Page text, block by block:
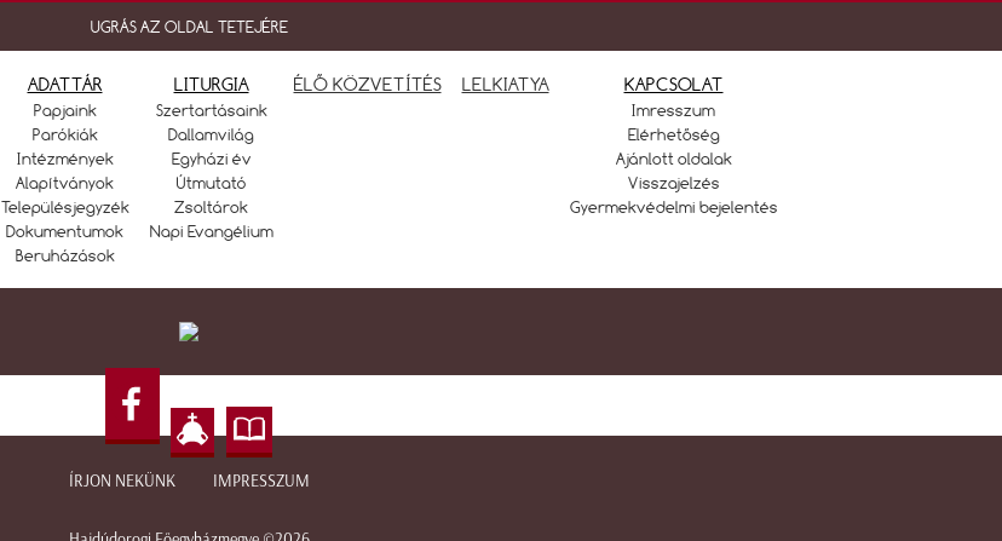
UGRÁS AZ OLDAL TETEJÉRE
ADATTÁR
Papjaink
Parókiák
Intézmények
Alapítványok
Településjegyzék
Dokumentumok
Beruházások
LITURGIA
Szertartásaink
Dallamvilág
Egyházi év
Útmutató
Zsoltárok
Napi Evangélium
ÉLŐ KÖZVETÍTÉS LELKIATYA KAPCSOLAT
Imresszum
Elérhetőség
Ajánlott oldalak
Visszajelzés
Gyermekvédelmi bejelentés
ÍRJON NEKÜNK IMPRESSZUM